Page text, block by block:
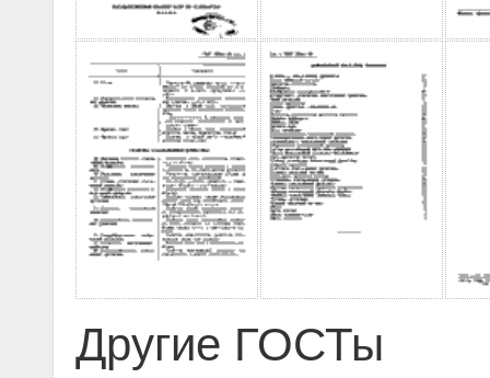
Другие ГОСТы